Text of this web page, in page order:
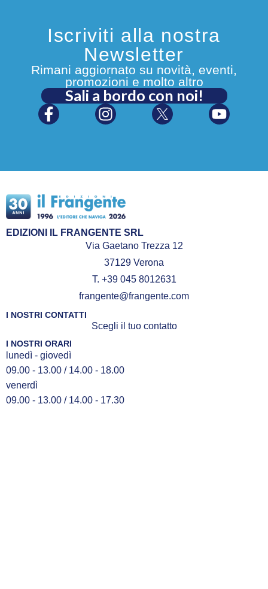
Iscriviti alla nostra
Newsletter
Rimani aggiornato su novità, eventi,
promozioni e molto altro
Sali a bordo con noi!
EDIZIONI IL FRANGENTE SRL
Via Gaetano Trezza 12
37129 Verona
T. +39 045 8012631
frangente@frangente.com
I NOSTRI CONTATTI
Scegli il tuo contatto
I NOSTRI ORARI
lunedì - giovedì
09.00 - 13.00 / 14.00 - 18.00
venerdì
09.00 - 13.00 / 14.00 - 17.30